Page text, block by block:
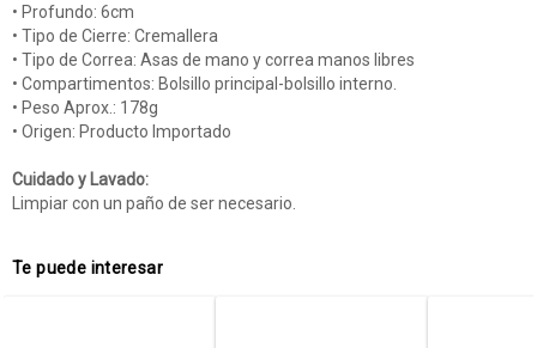
• Profundo: 6cm
• Tipo de Cierre: Cremallera
• Tipo de Correa: Asas de mano y correa manos libres
• Compartimentos: Bolsillo principal-bolsillo interno.
• Peso Aprox.: 178g
• Origen: Producto Importado
Cuidado y Lavado:
Limpiar con un paño de ser necesario.
Te puede interesar